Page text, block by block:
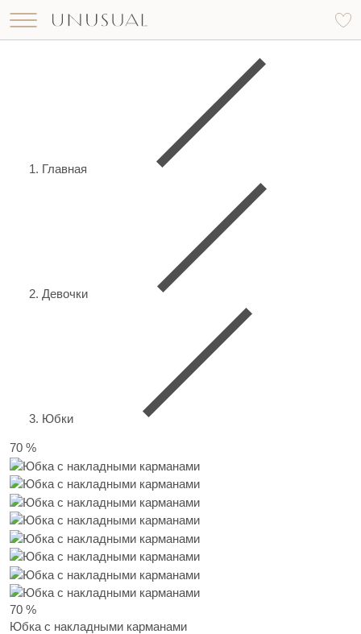
Главная
Девочки
Юбки
70 %
70 %
Юбка с накладными карманами